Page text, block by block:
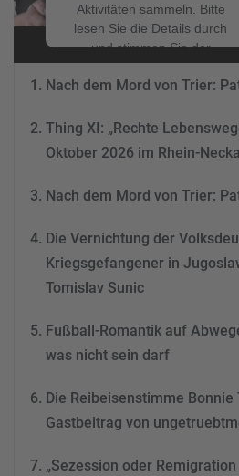
Aktivitäten sammeln. Bitte
lesen Sie die Details durch
und stimmen Sie der
Nutzung des Service zu, um
dieses Video anzusehen.
Mehr Informationen
Consent Management
&
NEUESTE BEITRÄGE
Nach dem Mord von Trier:
Thing XI: „Rechte
Oktober 2026 im Rhein-
Nach dem Mord von Trier:
Die Vernichtung der
Kriegsgefangener in
Tomislav Sunic
Fußball-Romantik auf
was nicht sein darf
Die Reibeisenstimme
Gastbeitrag von
„Sezession oder